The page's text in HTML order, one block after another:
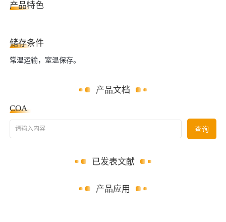
产品特色
储存条件
常温运输，室温保存。
产品文档
COA
请输入内容 查询
已发表文献
产品应用